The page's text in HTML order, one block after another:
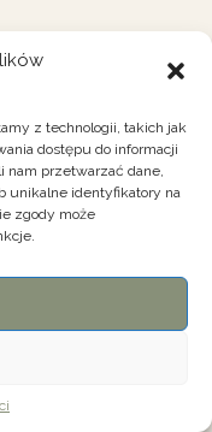
z technologii, takich jak
dostępu do informacji
nam przetwarzać dane,
unikalne identyfikatory na
zgody może